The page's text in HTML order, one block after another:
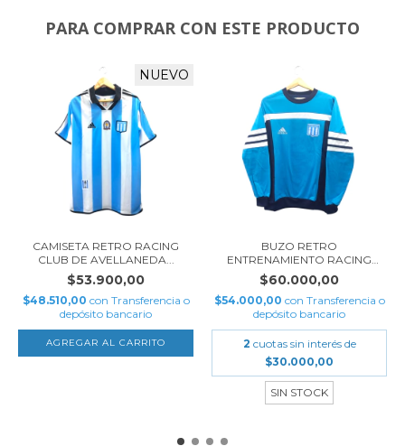
PARA COMPRAR CON ESTE PRODUCTO
NUEVO
CAMISETA RETRO RACING
CLUB DE AVELLANEDA...
$53.900,00
$48.510,00 con Transferencia o
depósito bancario
AGREGAR AL CARRITO
BUZO RETRO
ENTRENAMIENTO RACING
CLUB DE...
$60.000,00
$54.000,00 con Transferencia o
depósito bancario
2 cuotas sin interés de
$30.000,00
SIN STOCK